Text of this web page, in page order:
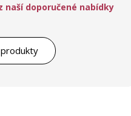
naší doporučené nabídky